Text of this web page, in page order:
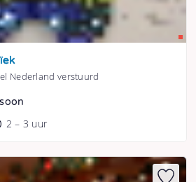
Nederland verstuurd
2 – 3 uur